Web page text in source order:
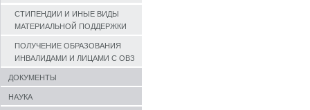
СТИПЕНДИИ И ИНЫЕ ВИДЫ
МАТЕРИАЛЬНОЙ ПОДДЕРЖКИ
ПОЛУЧЕНИЕ ОБРАЗОВАНИЯ
ИНВАЛИДАМИ И ЛИЦАМИ С ОВЗ
ДОКУМЕНТЫ
НАУКА